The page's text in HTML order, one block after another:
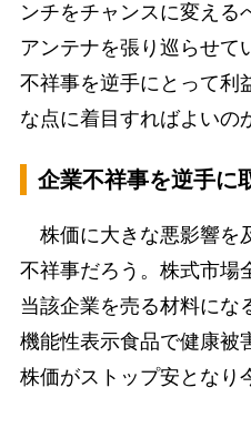
ンチをチャンスに変える
アンテナを張り巡らせて
不祥事を逆手にとって利
な点に着目すればよいの
企業不祥事を逆手に
株価に大きな悪影響を
不祥事だろう。株式市場
当該企業を売る材料にな
機能性表示食品で健康被
株価がストップ安となり